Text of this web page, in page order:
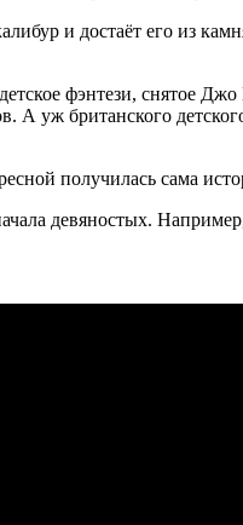
и достаёт его из
фэнтези, снятое
А уж британского
получилась сама
девяностых.